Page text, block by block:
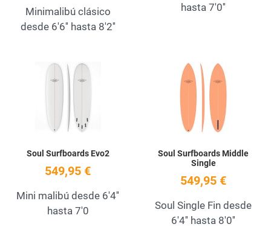
Minimalibú clásico
desde 6'6'' hasta 8'2''
hasta 7'0''
Add to Wishlist
Soul Surfboards Evo2
549,95 €
Mini malibú desde 6'4''
hasta 7'0
Soul Surfboards Middle
Single
549,95 €
Soul Single Fin desde
6'4'' hasta 8'0''